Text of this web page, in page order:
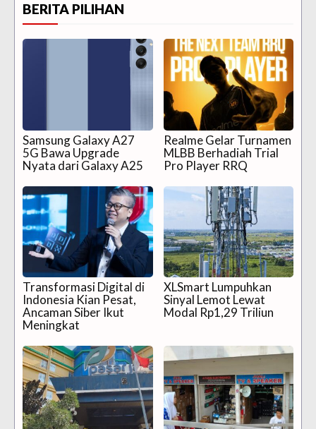
BERITA PILIHAN
Samsung Galaxy A27
5G Bawa Upgrade
Nyata dari Galaxy A25
Realme Gelar Turnamen
MLBB Berhadiah Trial
Pro Player RRQ
Transformasi Digital di
Indonesia Kian Pesat,
Ancaman Siber Ikut
Meningkat
XLSmart Lumpuhkan
Sinyal Lemot Lewat
Modal Rp1,29 Triliun